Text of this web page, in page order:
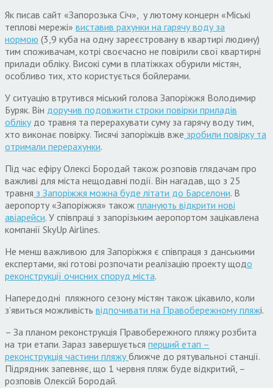
Як писав сайт «Запорозька Січ», у лютому концерн «Міські
теплові мережі» виставив рахунки на гарячу воду за
нормою (3,9 куба на одну зареєстровану в квартирі людину)
тим споживачам, котрі своєчасно не повірили свої квартирні
прилади обліку. Високі суми в платіжках обурили містян,
особливо тих, хто користується бойлерами.
У ситуацію втрутився міський голова Запоріжжя Володимир
Буряк. Він доручив подовжити строки повірки приладів
облікудо травня та перерахувати суму за гарячу воду тим,
хто виконає повірку. Тисячі запоріжців вже зробили повірку та
отримали перерахунки.
Під час ефіру Олексі Бородай також розповів глядачам про
важливі для міста нещодавні події. Він нагадав, що з 25
травня з Запоріжжя можна буде літати до Барселони. В
аеропорту «Запоріжжя» також планують відкрити нові
авіарейси. У співпраці з запорізьким аеропортом зацікавлена
компанії SkyUp Airlines.
Не менш важливою для Запоріжжя є співпраця з данськими
експертами, які готові розпочати реалізацію проекту щодо
реконструкції очисних споруд міста.
Напередодні пляжного сезону містян також цікавило, коли
з’явиться можливість відпочивати на Правобережному пляжі.
– За планом реконструкція Правобережного пляжу розбита
на три етапи. Зараз завершується перший етап –
реконструкція частини пляжуближче до рятувальної станції.
Підрядник запевняє, що 1 червня пляж буде відкритий, –
розповів Олексій Бородай.